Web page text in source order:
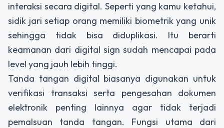
interaksi secara digital. Seperti yang kamu ketahui,
sidik jari setiap orang memiliki biometrik yang unik
sehingga tidak bisa diduplikasi. Itu berarti
keamanan dari digital sign sudah mencapai pada
level yang jauh lebih tinggi.
Tanda tangan digital biasanya digunakan untuk
verifikasi transaksi serta pengesahan dokumen
elektronik penting lainnya agar tidak terjadi
pemalsuan tanda tangan. Fungsi utama dari